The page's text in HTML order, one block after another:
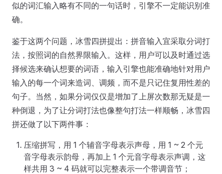
似的词汇输入略有不同的一句话时，引擎不一定能识别准
确。
鉴于这两个问题，冰雪四拼提出：拼音输入宜采取分词打
法，按照词的自然界限输入。这样，用户可以及时通过选
择候选来确认想要的词语，输入引擎也能准确地针对用户
输入的每一个词来造词、调频，而不是只记住复用性差的
句子。当然，如果分词仅仅是增加了上屏次数那无疑是一
种倒退，为了让分词打法也像整句打法一样顺畅，冰雪四
拼还做了以下两件事：
压缩拼写，用 1 个辅音字母表示声母，用 1 ~ 2 个元
音字母表示韵母，再加上 1 个元音字母表示声调，这
样共用 3 ~ 4 码就可以完整表示一个带调音节；